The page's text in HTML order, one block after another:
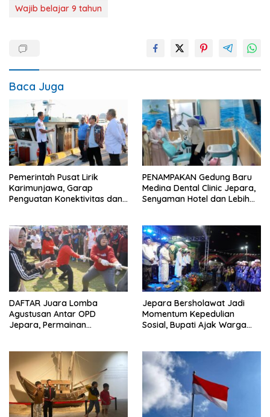
Wajib belajar 9 tahun
Baca Juga
Pemerintah Pusat Lirik
Karimunjawa, Garap
Penguatan Konektivitas dan
PENAMPAKAN Gedung Baru
Medina Dental Clinic Jepara,
Senyaman Hotel dan Lebih
DAFTAR Juara Lomba
Agustusan Antar OPD
Jepara, Permainan
Jepara Bersholawat Jadi
Momentum Kepedulian
Sosial, Bupati Ajak Warga